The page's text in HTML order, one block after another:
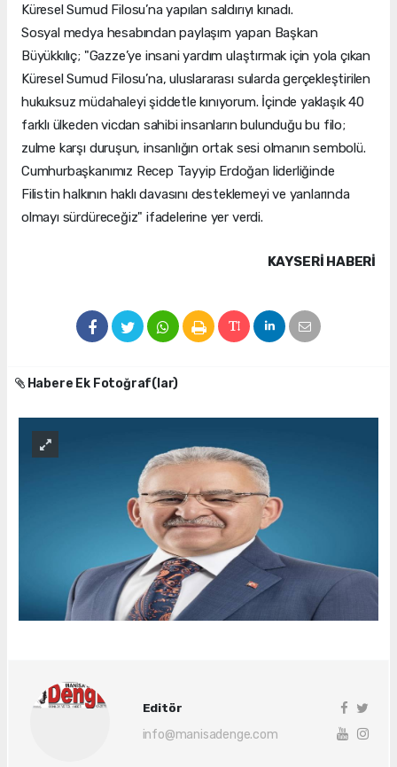
Küresel Sumud Filosu’na yapılan saldırıyı kınadı.
Sosyal medya hesabından paylaşım yapan Başkan
Büyükkılıç; "Gazze’ye insani yardım ulaştırmak için yola çıkan
Küresel Sumud Filosu’na, uluslararası sularda gerçekleştirilen
hukuksuz müdahaleyi şiddetle kınıyorum. İçinde yaklaşık 40
farklı ülkeden vicdan sahibi insanların bulunduğu bu filo;
zulme karşı duruşun, insanlığın ortak sesi olmanın sembolü.
Cumhurbaşkanımız Recep Tayyip Erdoğan liderliğinde
Filistin halkının haklı davasını desteklemeyi ve yanlarında
olmayı sürdüreceğiz" ifadelerine yer verdi.
KAYSERI HABERİ
Habere Ek Fotoğraf(lar)
Editör
info@manisadenge.com